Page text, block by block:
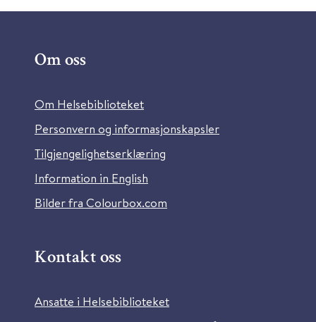
Om oss
Om Helsebiblioteket
Personvern og informasjonskapsler
Tilgjengelighetserklæring
Information in English
Bilder fra Colourbox.com
Kontakt oss
Ansatte i Helsebiblioteket